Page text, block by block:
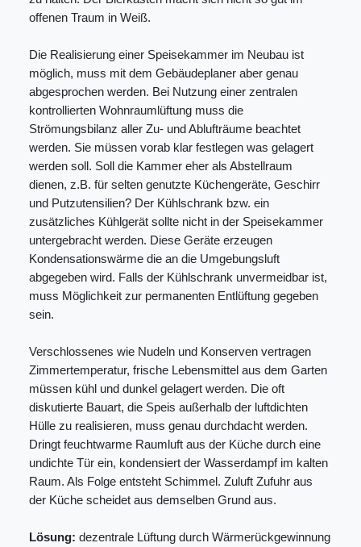
offenen Traum in Weiß.
Die Realisierung einer Speisekammer im Neubau ist
möglich, muss mit dem Gebäudeplaner aber genau
abgesprochen werden. Bei Nutzung einer zentralen
kontrollierten Wohnraumlüftung muss die
Strömungsbilanz aller Zu- und Ablufträume beachtet
werden. Sie müssen vorab klar festlegen was gelagert
werden soll. Soll die Kammer eher als Abstellraum
dienen, z.B. für selten genutzte Küchengeräte, Geschirr
und Putzutensilien? Der Kühlschrank bzw. ein
zusätzliches Kühlgerät sollte nicht in der Speisekammer
untergebracht werden. Diese Geräte erzeugen
Kondensationswärme die an die Umgebungsluft
abgegeben wird. Falls der Kühlschrank unvermeidbar ist,
muss Möglichkeit zur permanenten Entlüftung gegeben
sein.
Verschlossenes wie Nudeln und Konserven vertragen
Zimmertemperatur, frische Lebensmittel aus dem Garten
müssen kühl und dunkel gelagert werden. Die oft
diskutierte Bauart, die Speis außerhalb der luftdichten
Hülle zu realisieren, muss genau durchdacht werden.
Dringt feuchtwarme Raumluft aus der Küche durch eine
undichte Tür ein, kondensiert der Wasserdampf im kalten
Raum. Als Folge entsteht Schimmel. Zuluft Zufuhr aus
der Küche scheidet aus demselben Grund aus.
Lösung: dezentrale Lüftung durch Wärmerückgewinnung